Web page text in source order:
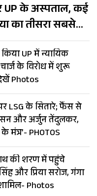
UP के अस्पताल, कई
का तीसरा सबसे
UP में न्यायिक
के विरोध में शुरू
Photos
LSG के सितारे; फैंस से
और अर्जुन तेंदुलकर,
मंत्र’- PHOTOS
की शरण में पहुंचे
और प्रिया सरोज, गंगा
Photos